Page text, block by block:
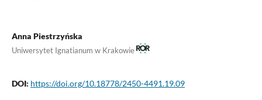
Anna Piestrzyńska
Uniwersytet Ignatianum w Krakowie
DOI: https://doi.org/10.18778/2450-4491.19.09